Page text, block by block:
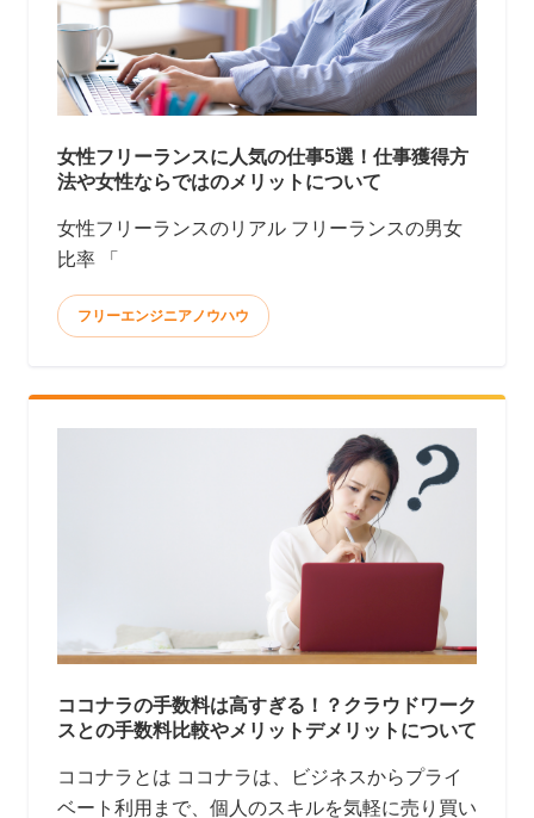
女性フリーランスに人気の仕事5選！仕事獲得方
法や女性ならではのメリットについて
女性フリーランスのリアル フリーランスの男女
比率 「
フリーエンジニアノウハウ
ココナラの手数料は高すぎる！？クラウドワーク
スとの手数料比較やメリットデメリットについて
ココナラとは ココナラは、ビジネスからプライ
ベート利用まで、個人のスキルを気軽に売り買い